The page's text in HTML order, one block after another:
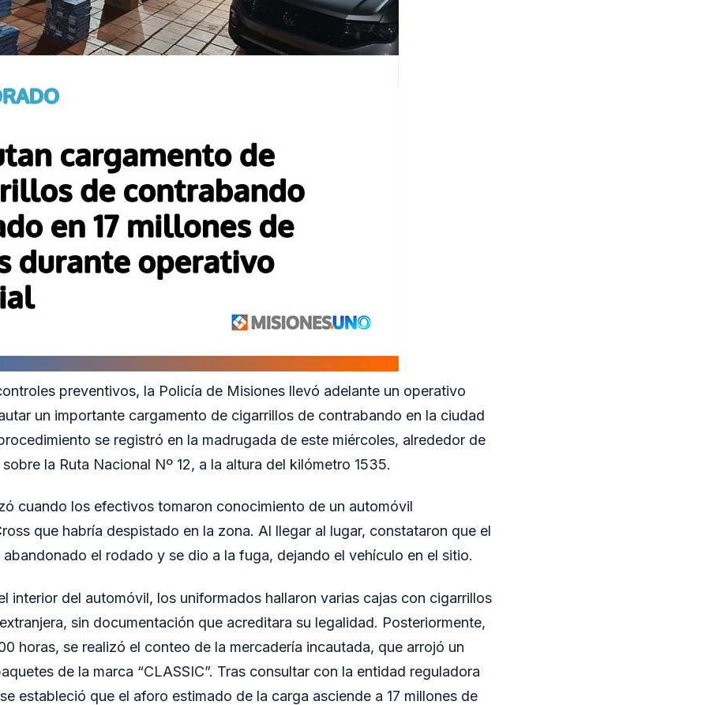
preventivos, la Policía de Misiones llevó adelante un operativo
un importante cargamento de cigarrillos de contrabando en la ciudad
se registró en la madrugada de este miércoles, alrededor de
la Ruta Nacional Nº 12, a la altura del kilómetro 1535.
cuando los efectivos tomaron conocimiento de un automóvil
que habría despistado en la zona. Al llegar al lugar, constataron que el
el rodado y se dio a la fuga, dejando el vehículo en el sitio.
interior del automóvil, los uniformados hallaron varias cajas con cigarrillos
sin documentación que acreditara su legalidad. Posteriormente,
horas, se realizó el conteo de la mercadería incautada, que arrojó un
de la marca “CLASSIC”. Tras consultar con la entidad reguladora
estableció que el aforo estimado de la carga asciende a 17 millones de